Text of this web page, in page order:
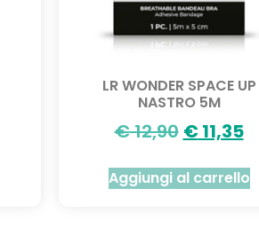
LR WONDER SPACE UP
NASTRO 5M
€12,90 €11,35
Aggiungi al carrello